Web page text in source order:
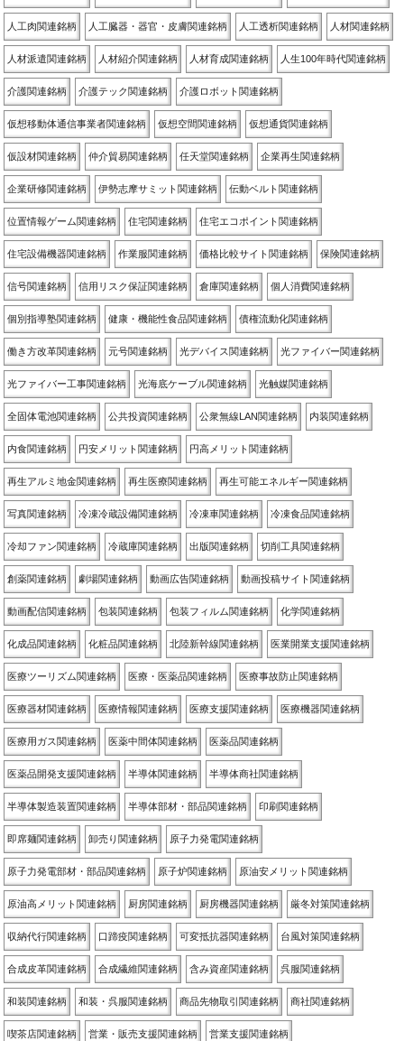
人工肉関連銘柄 人工臓器・器官・皮膚関連銘柄 人工透析関連銘柄 人材関連銘柄
人材派遣関連銘柄 人材紹介関連銘柄 人材育成関連銘柄 人生100年時代関連銘柄
介護関連銘柄 介護テック関連銘柄 介護ロボット関連銘柄
仮想移動体通信事業者関連銘柄 仮想空間関連銘柄 仮想通貨関連銘柄
仮設材関連銘柄 仲介貿易関連銘柄 任天堂関連銘柄 企業再生関連銘柄
企業研修関連銘柄 伊勢志摩サミット関連銘柄 伝動ベルト関連銘柄
位置情報ゲーム関連銘柄 住宅関連銘柄 住宅エコポイント関連銘柄
住宅設備機器関連銘柄 作業服関連銘柄 価格比較サイト関連銘柄 保険関連銘柄
信号関連銘柄 信用リスク保証関連銘柄 倉庫関連銘柄 個人消費関連銘柄
個別指導塾関連銘柄 健康・機能性食品関連銘柄 債権流動化関連銘柄
働き方改革関連銘柄 元号関連銘柄 光デバイス関連銘柄 光ファイバー関連銘柄
光ファイバー工事関連銘柄 光海底ケーブル関連銘柄 光触媒関連銘柄
全固体電池関連銘柄 公共投資関連銘柄 公衆無線LAN関連銘柄 内装関連銘柄
内食関連銘柄 円安メリット関連銘柄 円高メリット関連銘柄
再生アルミ地金関連銘柄 再生医療関連銘柄 再生可能エネルギー関連銘柄
写真関連銘柄 冷凍冷蔵設備関連銘柄 冷凍車関連銘柄 冷凍食品関連銘柄
冷却ファン関連銘柄 冷蔵庫関連銘柄 出版関連銘柄 切削工具関連銘柄
創薬関連銘柄 劇場関連銘柄 動画広告関連銘柄 動画投稿サイト関連銘柄
動画配信関連銘柄 包装関連銘柄 包装フィルム関連銘柄 化学関連銘柄
化成品関連銘柄 化粧品関連銘柄 北陸新幹線関連銘柄 医業開業支援関連銘柄
医療ツーリズム関連銘柄 医療・医薬品関連銘柄 医療事故防止関連銘柄
医療器材関連銘柄 医療情報関連銘柄 医療支援関連銘柄 医療機器関連銘柄
医療用ガス関連銘柄 医薬中間体関連銘柄 医薬品関連銘柄
医薬品開発支援関連銘柄 半導体関連銘柄 半導体商社関連銘柄
半導体製造装置関連銘柄 半導体部材・部品関連銘柄 印刷関連銘柄
即席麺関連銘柄 卸売り関連銘柄 原子力発電関連銘柄
原子力発電部材・部品関連銘柄 原子炉関連銘柄 原油安メリット関連銘柄
原油高メリット関連銘柄 厨房関連銘柄 厨房機器関連銘柄 厳冬対策関連銘柄
収納代行関連銘柄 口蹄疫関連銘柄 可変抵抗器関連銘柄 台風対策関連銘柄
合成皮革関連銘柄 合成繊維関連銘柄 含み資産関連銘柄 呉服関連銘柄
和装関連銘柄 和装・呉服関連銘柄 商品先物取引関連銘柄 商社関連銘柄
喫茶店関連銘柄 営業・販売支援関連銘柄 営業支援関連銘柄